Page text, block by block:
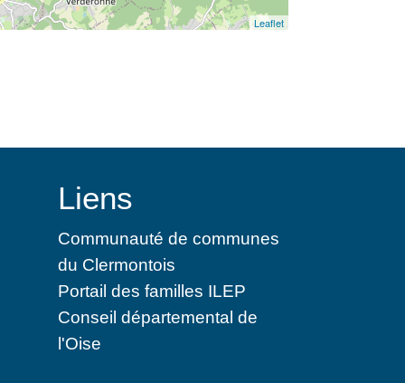
Leaflet
Liens
Communauté de communes
du Clermontois
Portail des familles ILEP
Conseil départemental de
l'Oise